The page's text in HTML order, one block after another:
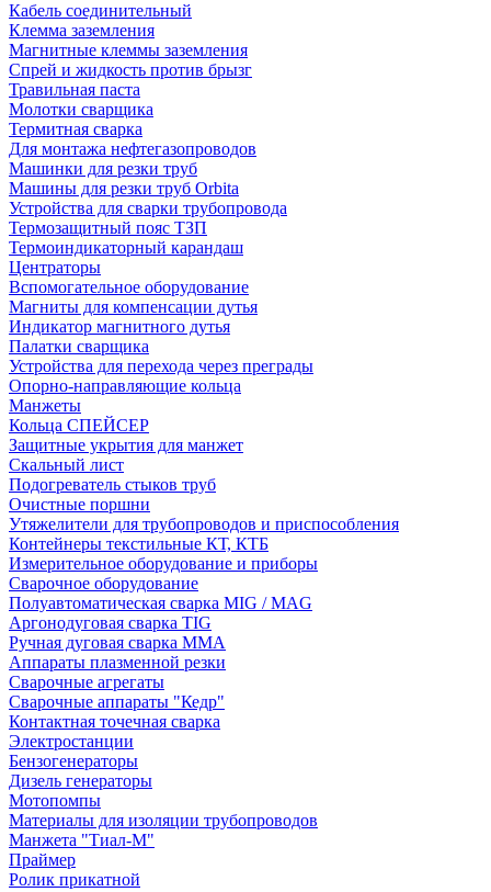
Кабель соединительный
Клемма заземления
Магнитные клеммы заземления
Спрей и жидкость против брызг
Травильная паста
Молотки сварщика
Термитная сварка
Для монтажа нефтегазопроводов
Машинки для резки труб
Машины для резки труб Orbita
Устройства для сварки трубопровода
Термозащитный пояс ТЗП
Термоиндикаторный карандаш
Центраторы
Вспомогательное оборудование
Магниты для компенсации дутья
Индикатор магнитного дутья
Палатки сварщика
Устройства для перехода через преграды
Опорно-направляющие кольца
Манжеты
Кольца СПЕЙСЕР
Защитные укрытия для манжет
Скальный лист
Подогреватель стыков труб
Очистные поршни
Утяжелители для трубопроводов и приспособления
Контейнеры текстильные КТ, КТБ
Измерительное оборудование и приборы
Сварочное оборудование
Полуавтоматическая сварка MIG / MAG
Аргонодуговая сварка TIG
Ручная дуговая сварка ММА
Аппараты плазменной резки
Сварочные агрегаты
Сварочные аппараты "Кедр"
Контактная точечная сварка
Электростанции
Бензогенераторы
Дизель генераторы
Мотопомпы
Материалы для изоляции трубопроводов
Манжета "Тиал-М"
Праймер
Ролик прикатной